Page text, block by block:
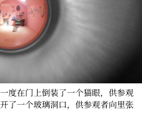
度在门上倒装了一个猫眼，供参观
了一个玻璃洞口，供参观者向里张